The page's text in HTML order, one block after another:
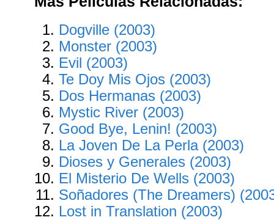
Dogville (2003)
Monster (2003)
Evil (2003)
Te Doy Mis Ojos (2003)
Dos Hermanas (2003)
Mystic River (2003)
Good Bye, Lenin! (2003)
La Joven De La Perla (2003)
Dioses y Generales (2003)
El Misterio De Wells (2003)
Soñadores (The Dreamers)
Lost in Translation (2003)